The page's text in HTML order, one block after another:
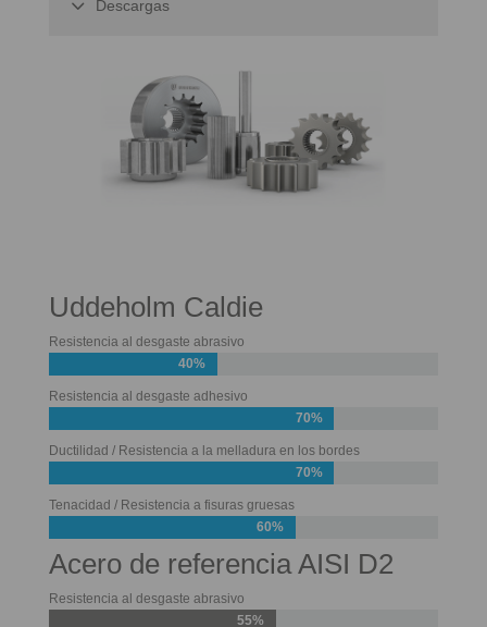
Descargas
Uddeholm Caldie
Resistencia al desgaste abrasivo
40%
Resistencia al desgaste adhesivo
70%
Ductilidad / Resistencia a la melladura en los bordes
70%
Tenacidad / Resistencia a fisuras gruesas
60%
Acero de referencia AISI D2
Resistencia al desgaste abrasivo
55%